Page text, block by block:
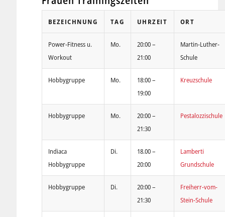
BEZEICHNUNG TAG UHRZEIT ORT
Power-Fitness u.
Workout
Mo.
20:00 –
21:00
Martin-Luther-
Schule
Hobbygruppe Mo.
18:00 –
19:00
Kreuzschule
Hobbygruppe Mo.
20:00 –
21:30
Pestalozzischule
Indiaca
Hobbygruppe
Di.
18.00 –
20:00
Lamberti
Grundschule
Hobbygruppe Di.
20:00 –
21:30
Freiherr-vom-
Stein-Schule